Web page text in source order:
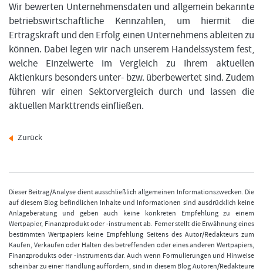
Wir bewerten Unternehmensdaten und allgemein bekannte
betriebswirtschaftliche Kennzahlen, um hiermit die
Ertragskraft und den Erfolg einen Unternehmens ableiten zu
können. Dabei legen wir nach unserem Handelssystem fest,
welche Einzelwerte im Vergleich zu Ihrem aktuellen
Aktienkurs besonders unter- bzw. überbewertet sind. Zudem
führen wir einen Sektorvergleich durch und lassen die
aktuellen Markttrends einfließen.
Zurück
Dieser Beitrag/Analyse dient ausschließlich allgemeinen Informationszwecken. Die
auf diesem Blog befindlichen Inhalte und Informationen sind ausdrücklich keine
Anlageberatung und geben auch keine konkreten Empfehlung zu einem
Wertpapier, Finanzprodukt oder -instrument ab. Ferner stellt die Erwähnung eines
bestimmten Wertpapiers keine Empfehlung Seitens des Autor/Redakteurs zum
Kaufen, Verkaufen oder Halten des betreffenden oder eines anderen Wertpapiers,
Finanzprodukts oder -instruments dar. Auch wenn Formulierungen und Hinweise
scheinbar zu einer Handlung auffordern, sind in diesem Blog Autoren/Redakteure